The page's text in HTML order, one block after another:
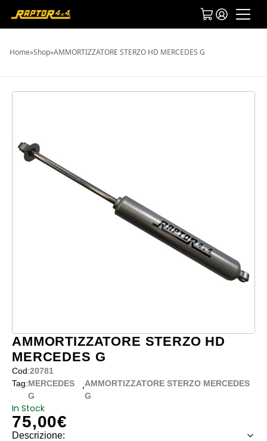
Home»Shop»AMMORTIZZATORE STERZO HD MERCEDES G
AMMORTIZZATORE STERZO HD
MERCEDES G
Cod:20781
Tag:MERCEDES
G
,AMMORTIZZATORE STERZO MERCEDES
G
In Stock
75,00€
Descrizione: